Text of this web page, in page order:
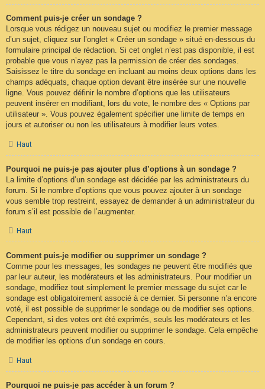
Comment puis-je créer un sondage ?
Lorsque vous rédigez un nouveau sujet ou modifiez le premier message
d’un sujet, cliquez sur l’onglet « Créer un sondage » situé en-dessous du
formulaire principal de rédaction. Si cet onglet n’est pas disponible, il est
probable que vous n’ayez pas la permission de créer des sondages.
Saisissez le titre du sondage en incluant au moins deux options dans les
champs adéquats, chaque option devant être insérée sur une nouvelle
ligne. Vous pouvez définir le nombre d’options que les utilisateurs
peuvent insérer en modifiant, lors du vote, le nombre des « Options par
utilisateur ». Vous pouvez également spécifier une limite de temps en
jours et autoriser ou non les utilisateurs à modifier leurs votes.
Haut
Pourquoi ne puis-je pas ajouter plus d’options à un sondage ?
La limite d’options d’un sondage est décidée par les administrateurs du
forum. Si le nombre d’options que vous pouvez ajouter à un sondage
vous semble trop restreint, essayez de demander à un administrateur du
forum s’il est possible de l’augmenter.
Haut
Comment puis-je modifier ou supprimer un sondage ?
Comme pour les messages, les sondages ne peuvent être modifiés que
par leur auteur, les modérateurs et les administrateurs. Pour modifier un
sondage, modifiez tout simplement le premier message du sujet car le
sondage est obligatoirement associé à ce dernier. Si personne n’a encore
voté, il est possible de supprimer le sondage ou de modifier ses options.
Cependant, si des votes ont été exprimés, seuls les modérateurs et les
administrateurs peuvent modifier ou supprimer le sondage. Cela empêche
de modifier les options d’un sondage en cours.
Haut
Pourquoi ne puis-je pas accéder à un forum ?